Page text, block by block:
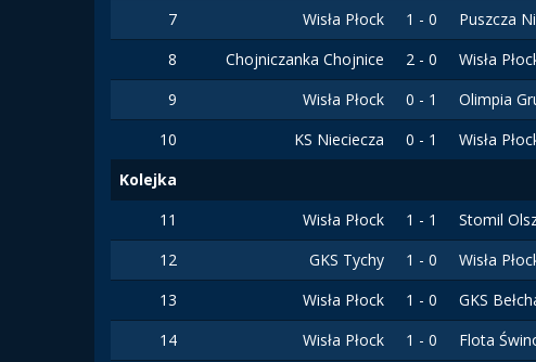
7
Wisła Płock 1 - 0 Puszcza
8
Chojniczanka Chojnice 2 - 0 Wisła
9
Wisła Płock 0 - 1 Olimpia
10
KS Nieciecza 0 - 1 Wisła
Kolejka
11
Wisła Płock 1 - 1 Stomil
12
GKS Tychy 1 - 0 Wisła
13
Wisła Płock 1 - 0 GKS
14
Wisła Płock 1 - 0 Flota